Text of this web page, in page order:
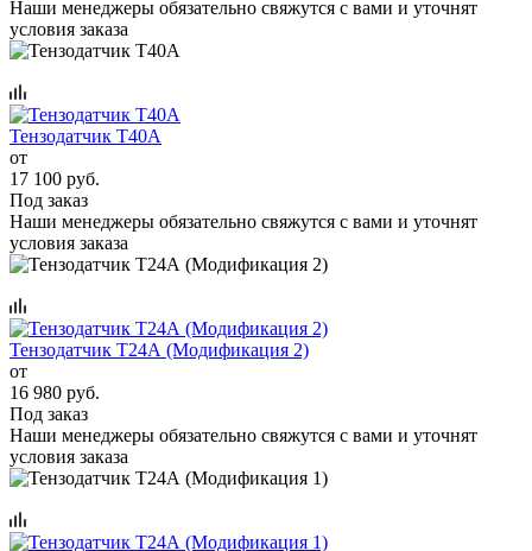
Наши менеджеры обязательно свяжутся с вами и уточнят
условия заказа
Тензодатчик Т40А
от
17 100 руб.
Под заказ
Наши менеджеры обязательно свяжутся с вами и уточнят
условия заказа
Тензодатчик Т24А (Модификация 2)
от
16 980 руб.
Под заказ
Наши менеджеры обязательно свяжутся с вами и уточнят
условия заказа